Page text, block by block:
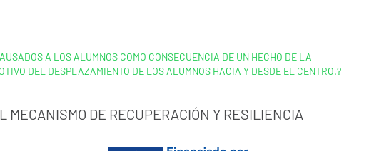
A LOS ALUMNOS COMO CONSECUENCIA DE UN HECHO DE LA
DEL DESPLAZAMIENTO DE LOS ALUMNOS HACIA Y DESDE EL CENTRO.?
MECANISMO DE RECUPERACIÓN Y RESILIENCIA